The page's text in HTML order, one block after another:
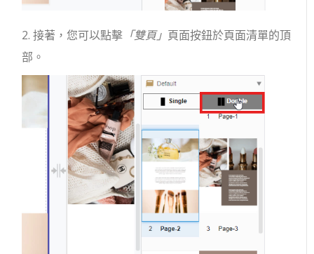
2. 接著，您可以點擊 「雙頁」 頁面按鈕於頁面清單的頂
部。